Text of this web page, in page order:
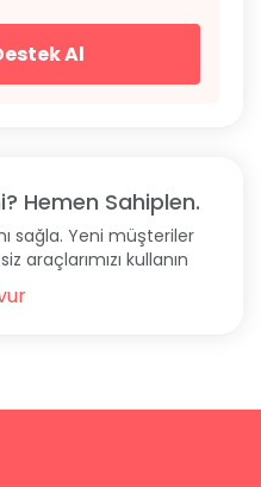
Al
Hemen Sahiplen.
sağla. Yeni müşteriler
araçlarımızı kullanın